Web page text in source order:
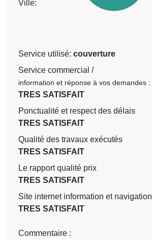
Ville:
Service utilisé: couverture
Service commercial /
information et réponse à vos demandes :
TRES SATISFAIT
Ponctualité et respect des délais
TRES SATISFAIT
Qualité des travaux exécutés
TRES SATISFAIT
Le rapport qualité prix
TRES SATISFAIT
Site internet information et navigation
TRES SATISFAIT
Commentaire :